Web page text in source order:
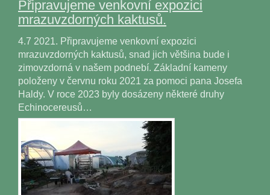
Připravujeme venkovní expozici
mrazuvzdorných kaktusů.
4.7 2021. Připravujeme venkovní expozici
mrazuvzdorných kaktusů, snad jich většina bude i
zimovzdorná v našem podnebí. Základní kameny
položeny v červnu roku 2021 za pomoci pana Josefa
Haldy. V roce 2023 byly dosázeny některé druhy
Echinocereusů…